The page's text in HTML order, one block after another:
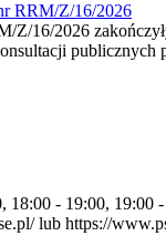
RRM/Z/16/2026
Z/16/2026
18:00 - 19:00,
lub https://